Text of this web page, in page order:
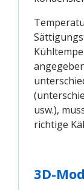
usw.),
richtige
3D-